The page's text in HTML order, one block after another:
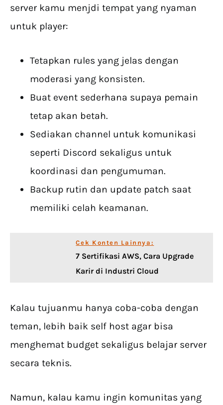
server kamu menjdi tempat yang nyaman
untuk player:
Tetapkan rules yang jelas dengan
moderasi yang konsisten.
Buat event sederhana supaya pemain
tetap akan betah.
Sediakan channel untuk komunikasi
seperti Discord sekaligus untuk
koordinasi dan pengumuman.
Backup rutin dan update patch saat
memiliki celah keamanan.
Cek Konten Lainnya:
7 Sertifikasi AWS, Cara Upgrade
Karir di Industri Cloud
Kalau tujuanmu hanya coba-coba dengan
teman, lebih baik self host agar bisa
menghemat budget sekaligus belajar server
secara teknis.
Namun, kalau kamu ingin komunitas yang